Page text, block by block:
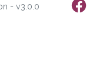
- v3.0.0